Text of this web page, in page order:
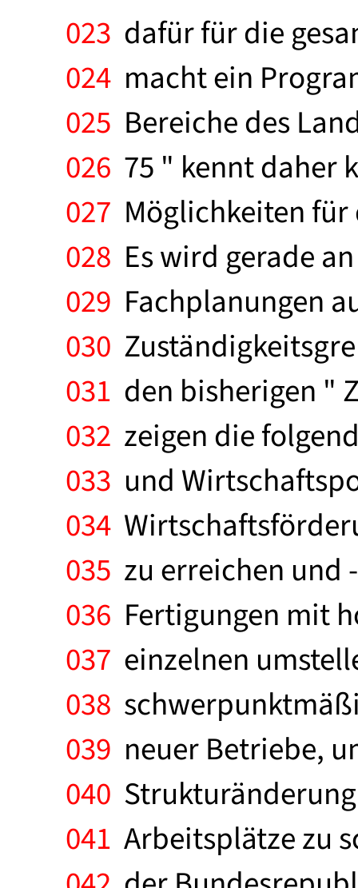
023 dafür für die
024 macht ein
025 Bereiche des
026 75 " kennt daher
027 Möglichkeiten
028 Es wird gerade
029 Fachplanungen
030
031 den bisherigen "
032 zeigen die
033 und
034
035 zu erreichen und
036 Fertigungen mit
037 einzelnen
038
039 neuer Betriebe,
040
041 Arbeitsplätze zu